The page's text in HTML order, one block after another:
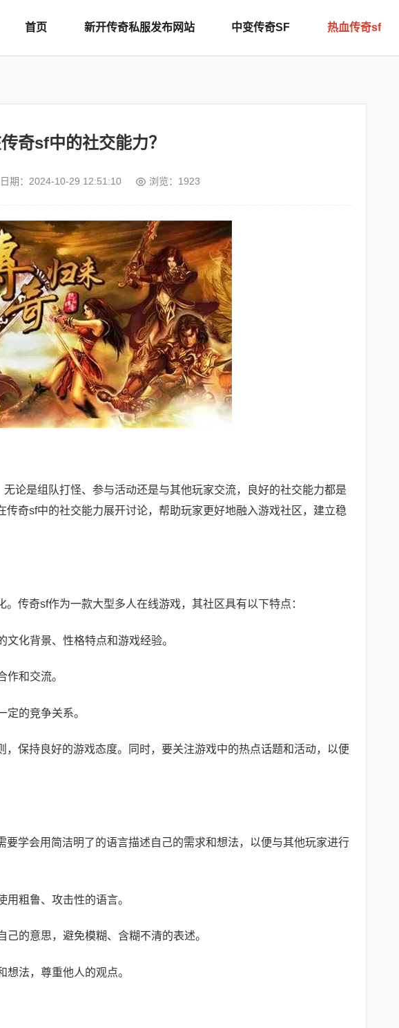
首页 新开传奇私服发布网站 中变传奇SF 热血传奇sf
奇sf中的社交能力？
日期： 2024-10-29 12:51:10 浏览：1923
论是组队打怪、参与活动还是与其他玩家交流，良好的社交能力都是
奇sf中的社交能力展开讨论，帮助玩家更好地融入游戏社区，建立稳
传奇sf作为一款大型多人在线游戏，其社区具有以下特点：
化背景、性格特点和游戏经验。
和交流。
的竞争关系。
保持良好的游戏态度。同时，要关注游戏中的热点话题和活动，以便
学会用简洁明了的语言描述自己的需求和想法，以便与其他玩家进行
粗鲁、攻击性的语言。
的意思，避免模糊、含糊不清的表述。
法，尊重他人的观点。